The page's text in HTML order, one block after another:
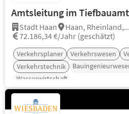
Amtsleitung im
Stadt Haan Haan, Rheinland,...
72.186,34 €/Jahr (geschätzt)
Verkehrsplaner Verkehrswesen
Verkehrstechnik
Wasserwirtschaft